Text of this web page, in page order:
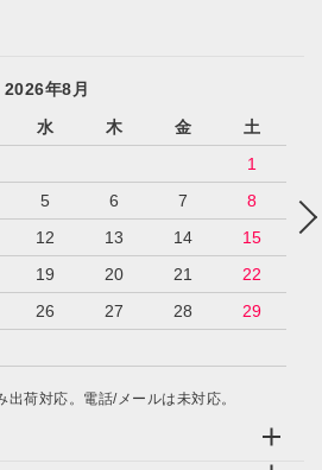
2026年8月
水 木 金
土
1
5 6 7
8
12 13 14
15
19 20 21
22
26 27 28
29
荷対応。電話/メールは未対応。